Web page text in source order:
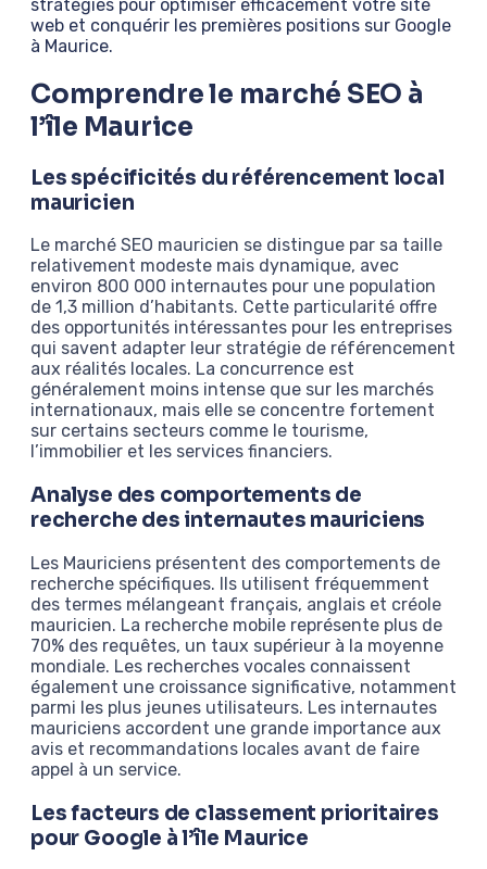
stratégies pour optimiser efficacement votre site
web et conquérir les premières positions sur Google
à Maurice.
Comprendre le marché SEO à
l’île Maurice
Les spécificités du référencement local
mauricien
Le marché SEO mauricien se distingue par sa taille
relativement modeste mais dynamique, avec
environ 800 000 internautes pour une population
de 1,3 million d’habitants. Cette particularité offre
des opportunités intéressantes pour les entreprises
qui savent adapter leur stratégie de référencement
aux réalités locales. La concurrence est
généralement moins intense que sur les marchés
internationaux, mais elle se concentre fortement
sur certains secteurs comme le tourisme,
l’immobilier et les services financiers.
Analyse des comportements de
recherche des internautes mauriciens
Les Mauriciens présentent des comportements de
recherche spécifiques. Ils utilisent fréquemment
des termes mélangeant français, anglais et créole
mauricien. La recherche mobile représente plus de
70% des requêtes, un taux supérieur à la moyenne
mondiale. Les recherches vocales connaissent
également une croissance significative, notamment
parmi les plus jeunes utilisateurs. Les internautes
mauriciens accordent une grande importance aux
avis et recommandations locales avant de faire
appel à un service.
Les facteurs de classement prioritaires
pour Google à l’île Maurice